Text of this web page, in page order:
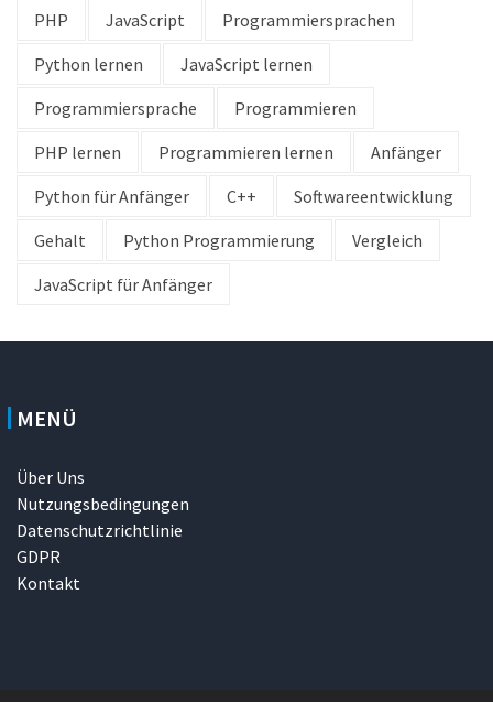
PHP
JavaScript
Programmiersprachen
Python lernen
JavaScript lernen
Programmiersprache
Programmieren
PHP lernen
Programmieren lernen
Anfänger
Python für Anfänger
C++
Softwareentwicklung
Gehalt
Python Programmierung
Vergleich
JavaScript für Anfänger
MENÜ
Über Uns
Nutzungsbedingungen
Datenschutzrichtlinie
GDPR
Kontakt